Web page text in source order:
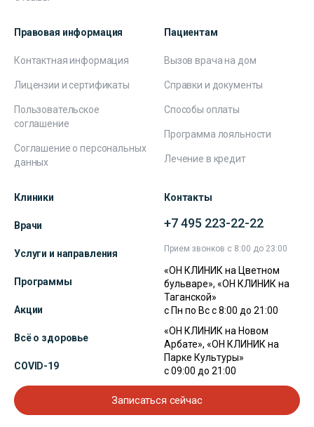
Правовая информация
Контактная информация
Лицензии и сертификаты
Пользовательское
соглашение
Соглашение о персональных
данных
Пациентам
Вызов врача на дом
Справки и документы
Способы оплаты
Программа лояльности
Лечение в кредит
Клиники
Врачи
Услуги и направления
Программы
Акции
Всё о здоровье
COVID-19
Контакты
+7 495 223-22-22
Прием звонков с 8:00 до 23:00
«ОН КЛИНИК на Цветном
бульваре», «ОН КЛИНИК на
Таганской»
с Пн по Вс с 8:00 до 21:00
«ОН КЛИНИК на Новом
Арбате», «ОН КЛИНИК на
Парке Культуры»
с 09:00 до 21:00
Записаться сейчас